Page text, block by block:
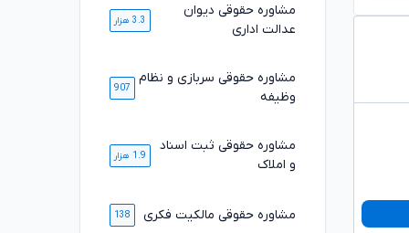
مشاوره حقوقی دیوان
عدالت اداری
3.3 هزار
مشاوره حقوقی سربازی و نظام
وظیفه
907
مشاوره حقوقی ثبت اسناد
و املاک
1.9 هزار
مشاوره حقوقی مالکیت فکری 138